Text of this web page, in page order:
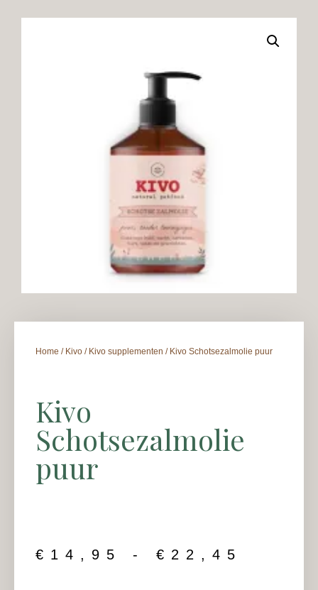
Home / Kivo / Kivo supplementen / Kivo Schotsezalmolie puur
Kivo
Schotsezalmolie
puur
€ 14,95 - € 22,45